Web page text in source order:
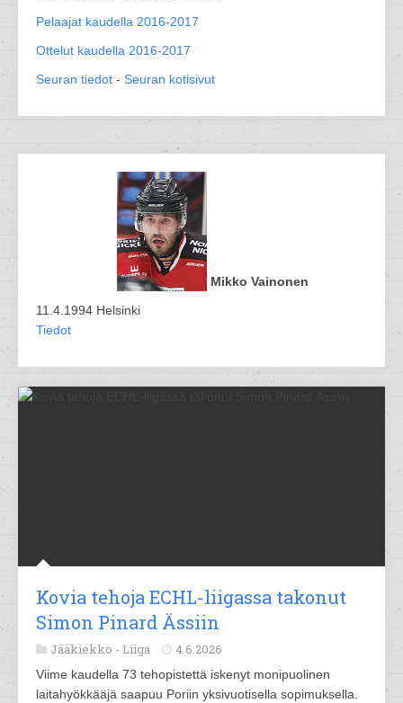
Pelaajat kaudella 2016-2017
Ottelut kaudella 2016-2017
Seuran tiedot - Seuran kotisivut
Mikko Vainonen
11.4.1994 Helsinki
Tiedot
Kovia tehoja ECHL-liigassa takonut
Simon Pinard Ässiin
Jääkiekko - Liiga 4.6.2026
Viime kaudella 73 tehopistettä iskenyt monipuolinen
laitahyökkääjä saapuu Poriin yksivuotisella sopimuksella.